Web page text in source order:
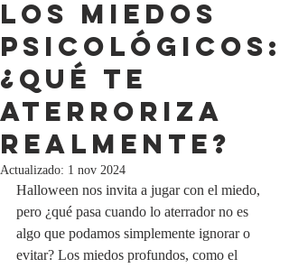
Los miedos
psicológicos:
¿Qué te
aterroriza
realmente?
Actualizado: 1 nov 2024
Halloween nos invita a jugar con el miedo,
pero ¿qué pasa cuando lo aterrador no es
algo que podamos simplemente ignorar o
evitar? Los miedos profundos, como el